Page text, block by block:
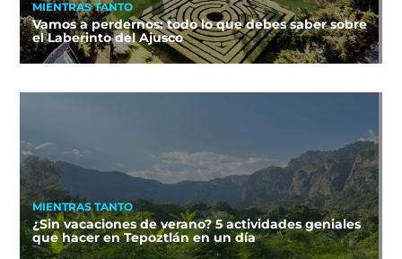
MIENTRAS TANTO
Vamos a perdernos: todo lo que debes saber sobre
el Laberinto del Ajusco
MIENTRAS TANTO
¿Sin vacaciones de verano? 5 actividades geniales
que hacer en Tepoztlán en un día